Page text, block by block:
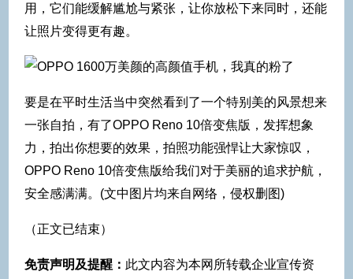
用，它们能缓解尴尬与紧张，让你放松下来同时，还能
让照片变得更有趣。
要是在平时生活当中突然看到了一个特别美的风景想来
一张自拍，有了OPPO Reno 10倍变焦版，发挥想象
力，拍出你想要的效果，拍照功能强悍让大家惊叹，
OPPO Reno 10倍变焦版给我们对于美丽的追求护航，
安全感满满。(文中图片均来自网络，侵权删图)
（正文已结束）
免责声明及提醒： 此文内容为本网所转载企业宣传资